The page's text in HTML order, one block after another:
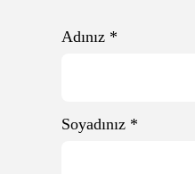
Adınız *
Soyadınız *